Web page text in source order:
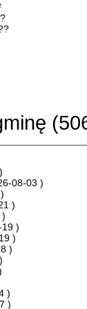
(
08-03 )
)
)
)
)
)
)